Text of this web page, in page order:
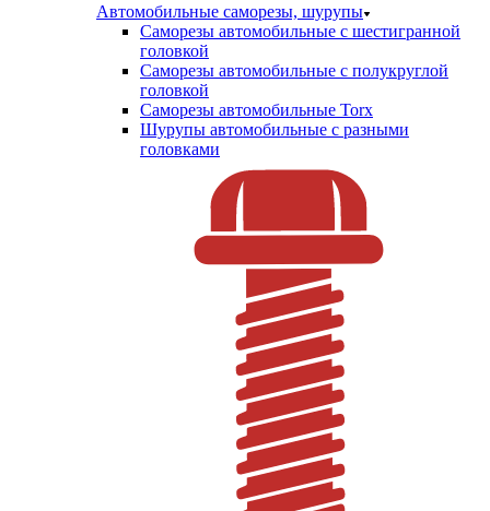
Автомобильные саморезы, шурупы
Саморезы автомобильные с шестигранной
головкой
Саморезы автомобильные с полукруглой
головкой
Саморезы автомобильные Torx
Шурупы автомобильные с разными
головками